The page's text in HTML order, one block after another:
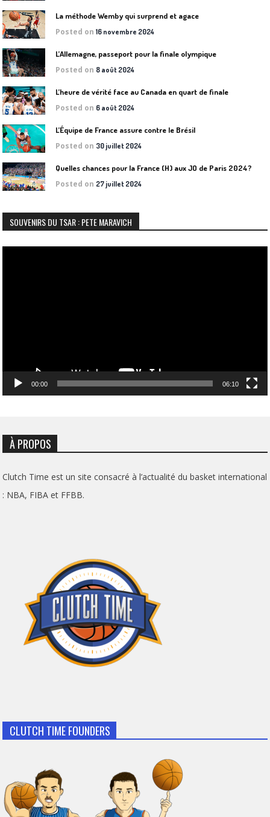
La méthode Wemby qui surprend et agace
Posted on16 novembre 2024
L’Allemagne, passeport pour la finale olympique
Posted on 8 août 2024
L’heure de vérité face au Canada en quart de finale
Posted on 6 août 2024
L’Équipe de France assure contre le Brésil
Posted on 30 juillet 2024
Quelles chances pour la France (H) aux JO de Paris 2024?
Posted on 27 juillet 2024
SOUVENIRS DU TSAR : PETE MARAVICH
00:00 06:10
À PROPOS
Clutch Time est un site consacré à l’actualité du basket international
: NBA, FIBA et FFBB.
CLUTCH TIME FOUNDERS